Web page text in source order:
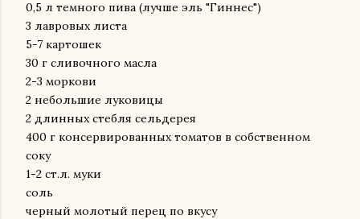
0,5 л темного пива (лучше эль "Гиннес")
3 лавровых листа
5-7 картошек
30 г сливочного масла
2-3 моркови
2 небольшие луковицы
2 длинных стебля сельдерея
400 г консервированных томатов в собственном
соку
1-2 ст.л. муки
соль
черный молотый перец по вкусу